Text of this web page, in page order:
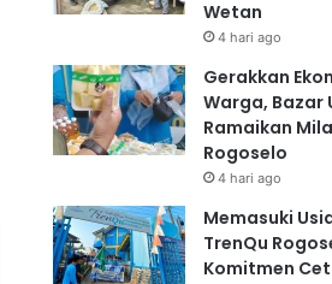
Wetan
4 hari ago
Gerakkan
Warga, Bazar
Ramaikan
Rogoselo
4 hari ago
Memasuki
TrenQu
Komitmen